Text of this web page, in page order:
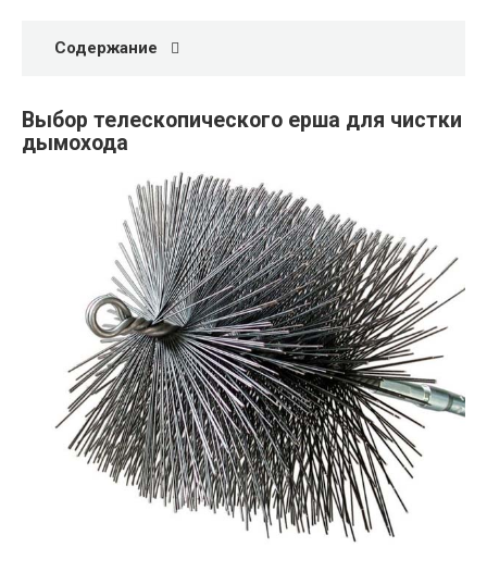
Содержание
Выбор телескопического ерша для чистки
дымохода